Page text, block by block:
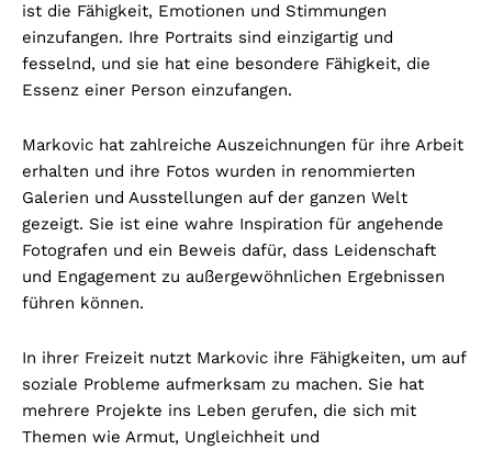
ist die Fähigkeit, Emotionen und Stimmungen
einzufangen. Ihre Portraits sind einzigartig und
fesselnd, und sie hat eine besondere Fähigkeit, die
Essenz einer Person einzufangen.
Markovic hat zahlreiche Auszeichnungen für ihre Arbeit
erhalten und ihre Fotos wurden in renommierten
Galerien und Ausstellungen auf der ganzen Welt
gezeigt. Sie ist eine wahre Inspiration für angehende
Fotografen und ein Beweis dafür, dass Leidenschaft
und Engagement zu außergewöhnlichen Ergebnissen
führen können.
In ihrer Freizeit nutzt Markovic ihre Fähigkeiten, um auf
soziale Probleme aufmerksam zu machen. Sie hat
mehrere Projekte ins Leben gerufen, die sich mit
Themen wie Armut, Ungleichheit und